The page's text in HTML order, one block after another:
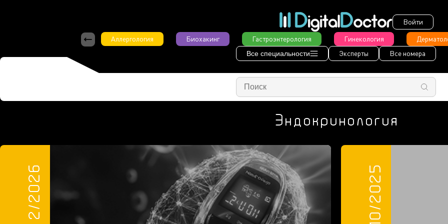
Войти
Аллергология
Биохакинг Гастроэнтерология Гинекология
Все специальности Эксперты Все номера
Эндокринология
2/2026 10/2025